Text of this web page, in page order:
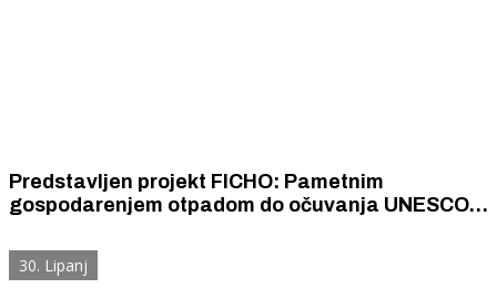
Predstavljen projekt FICHO: Pametnim
gospodarenjem otpadom do očuvanja UNESCO-
30. Lipanj